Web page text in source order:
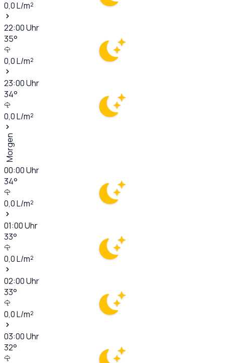
0,0L/m²
22:00Uhr
35°
0,0L/m²
23:00Uhr
34°
0,0L/m²
Morgen
00:00Uhr
34°
0,0L/m²
01:00Uhr
33°
0,0L/m²
02:00Uhr
33°
0,0L/m²
03:00Uhr
32°